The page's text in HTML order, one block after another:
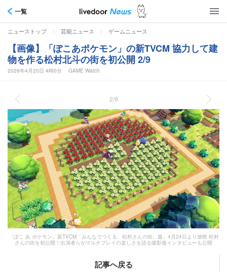
一覧
ニューストップ > 芸能ニュース > ゲームニュース
【画像】「ぽこあポケモン」の新TVCM 協力して建
物を作る松村北斗の街を初公開 2/9
2026年4月20日 4時0分 GAME Watch
2/9
「ぽこ あ ポケモン」新TVCM「みんなでつくる、松村さんの街。篇」4月24日より放映 松村
さんの街を初公開！出演者らがマルチプレイの楽しさを語る撮影後インタビューも公開
記事へ戻る